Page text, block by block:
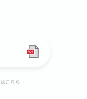
こちら